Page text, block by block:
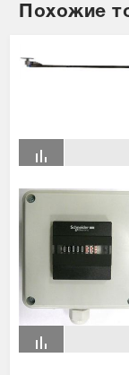
Похожие